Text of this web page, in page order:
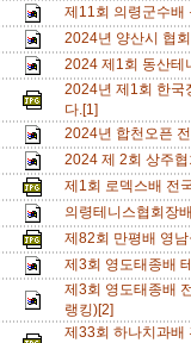
제11회 의령군수
2024년 양산시 협
2024 제1회 동산
2024년 제1회 한국
다.[1]
2024년 합천오픈
2024 제 2회 상주
제1회 로덱스배 전
의령테니스협회장
제82회 만평배 영
제3회 영도태종배
제3회 영도태종배
랭킹)[2]
제33회 하나치과배